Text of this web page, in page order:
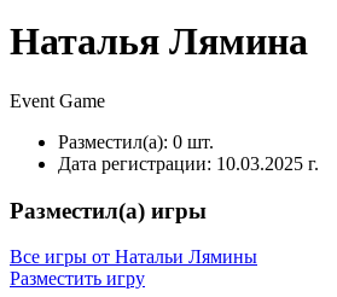
Наталья Лямина
Event Game
Разместил(а): 0 шт.
Дата регистрации: 10.03.2025 г.
Разместил(а) игры
Все игры от Натальи Лямины
Разместить игру